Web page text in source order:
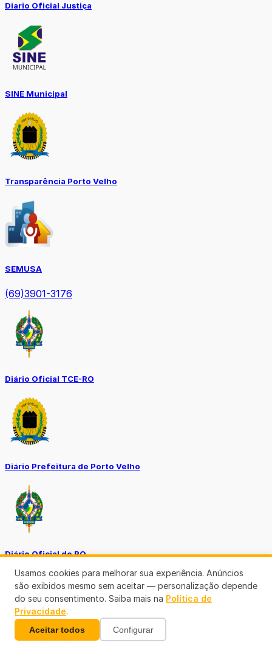
Diario Oficial Justiça
SINE Municipal
Transparência Porto Velho
SEMUSA
(69)3901-3176
Diário Oficial TCE-RO
Diário Prefeitura de Porto Velho
Diário Oficial de RO
Transparência RO
Usamos cookies para melhorar sua experiência. Anúncios
são exibidos mesmo sem aceitar — personalização depende
do seu consentimento. Saiba mais na Política de
Privacidade.
Aceitar todos Configurar